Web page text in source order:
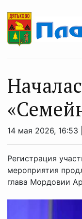
14 мая 2026, 16:53 |
Регистрация
мероприятия
глава Мордовии